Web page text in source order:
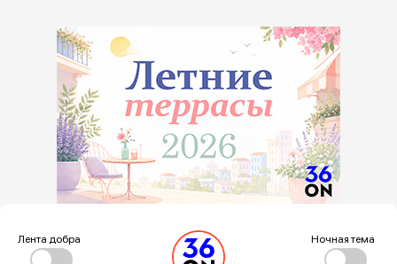
Лента добра Ночная тема